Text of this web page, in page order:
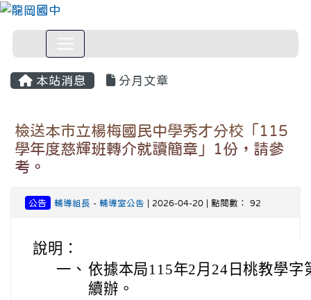
本站消息 分月文章
檢送本市立楊梅國民中學秀才分校「115
學年度慈輝班轉介就讀簡章」1份，請參
考。
公告 輔導組長 - 輔導室公告 | 2026-04-20 | 點閱數： 92
說明：
一、 依據本局115年2月24日桃教學字
續辦。